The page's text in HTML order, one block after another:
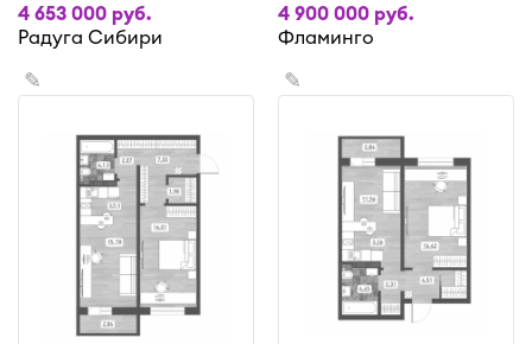
4 653 000 руб.
Радуга Сибири
4 900 000 руб.
Фламинго
✎ ✎